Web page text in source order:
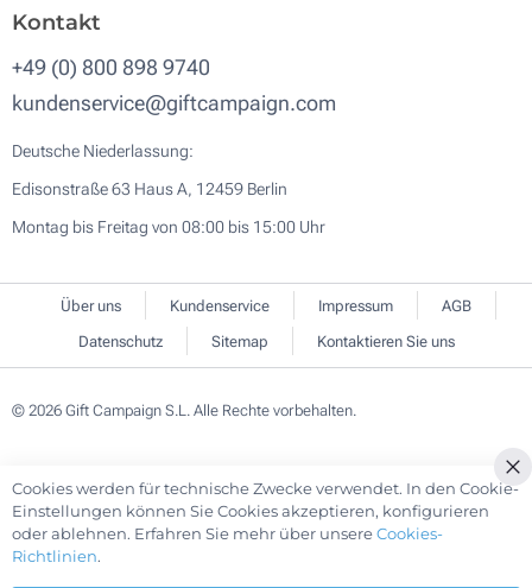
Kontakt
+49 (0) 800 898 9740
kundenservice@giftcampaign.com
Deutsche Niederlassung:
Edisonstraße 63 Haus A, 12459 Berlin
Montag bis Freitag von 08:00 bis 15:00 Uhr
Über uns Kundenservice Impressum
AGB
Datenschutz
Sitemap Kontaktieren Sie uns
© 2026 Gift Campaign S.L. Alle Rechte vorbehalten.
Cookies werden für technische Zwecke verwendet. In den Cookie-
Einstellungen können Sie Cookies akzeptieren, konfigurieren
oder ablehnen. Erfahren Sie mehr über unsereCookies-
Richtlinien.